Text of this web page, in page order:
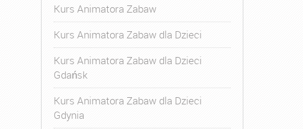
Kurs Animatora Zabaw
Kurs Animatora Zabaw dla Dzieci
Kurs Animatora Zabaw dla Dzieci
Gdańsk
Kurs Animatora Zabaw dla Dzieci
Gdynia